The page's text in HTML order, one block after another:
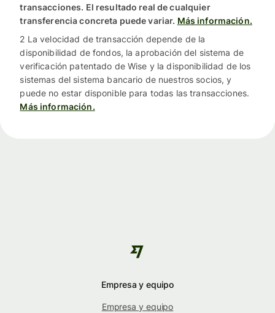
transacciones. El resultado real de cualquier
transferencia concreta puede variar. Más información.
2 La velocidad de transacción depende de la
disponibilidad de fondos, la aprobación del sistema de
verificación patentado de Wise y la disponibilidad de los
sistemas del sistema bancario de nuestros socios, y
puede no estar disponible para todas las transacciones.
Más información.
Empresa y equipo
Empresa y equipo